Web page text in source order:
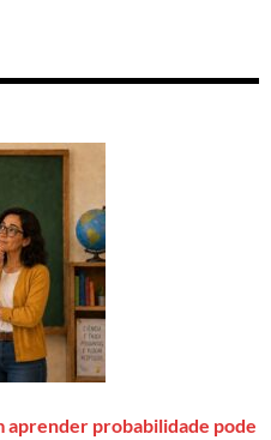
aprender probabilidade pode